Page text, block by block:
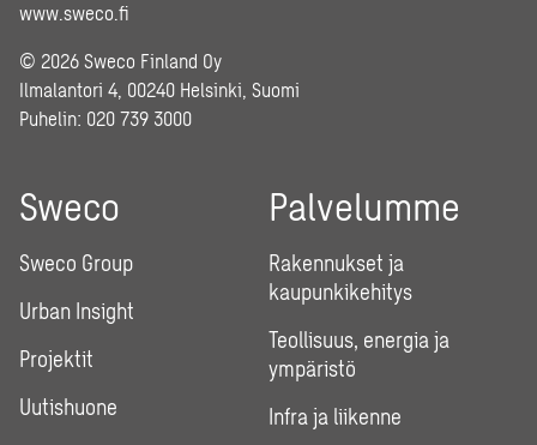
www.sweco.fi
© 2026 Sweco Finland Oy
Ilmalantori 4, 00240 Helsinki, Suomi
Puhelin: 020 739 3000
Sweco
Sweco Group
Urban Insight
Projektit
Uutishuone
Palvelumme
Rakennukset ja
kaupunkikehitys
Teollisuus, energia ja
ympäristö
Infra ja liikenne